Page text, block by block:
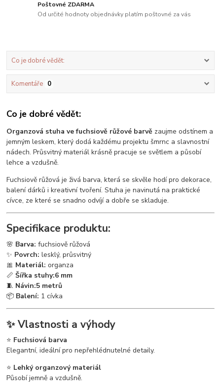
Poštovné ZDARMA
Od určité hodnoty objednávky platím poštovné za vás
Co je dobré vědět:
Komentáře 0
Co je dobré vědět:
Organzová stuha ve fuchsiově růžové barvě zaujme odstínem a
jemným leskem, který dodá každému projektu šmrnc a slavnostní
nádech. Průsvitný materiál krásně pracuje se světlem a působí
lehce a vzdušně.
Fuchsiově růžová je živá barva, která se skvěle hodí pro dekorace,
balení dárků i kreativní tvoření. Stuha je navinutá na praktické
cívce, ze které se snadno odvíjí a dobře se skladuje.
Specifikace produktu:
🌸 Barva: fuchsiově růžová
✨ Povrch: lesklý, průsvitný
🎀 Materiál: organza
📏Šířka stuhy:6 mm
🧵 Návin:5 metrů
📦 Balení: 1 cívka
✨Vlastnosti a výhody
⭐ Fuchsiová barva
Elegantní, ideální pro nepřehlédnutelné detaily.
⭐ Lehký organzový materiál
Působí jemně a vzdušně.